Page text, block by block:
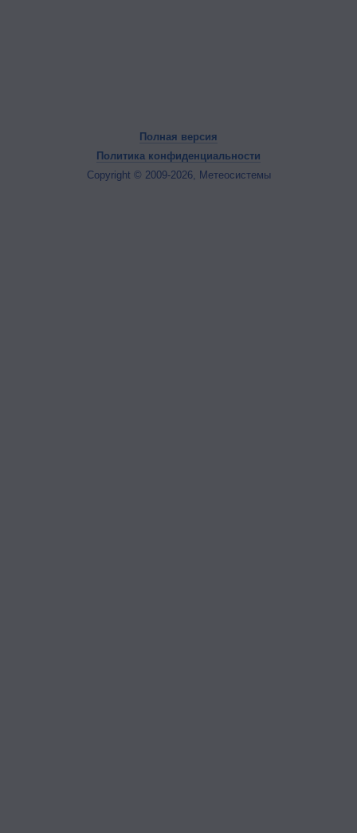
Полная версия
Политика конфиденциальности
Copyright © 2009-2026, Метеосистемы